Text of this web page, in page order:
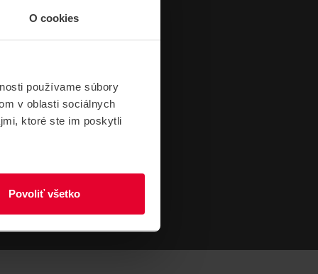
O cookies
používame súbory
v oblasti sociálnych
ktoré ste im poskytli
Povoliť všetko